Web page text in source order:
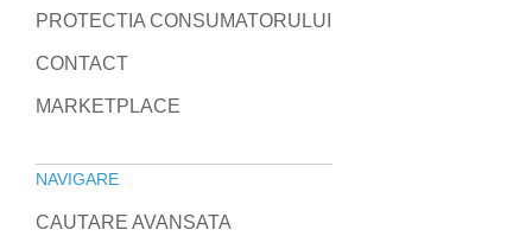
PROTECTIA CONSUMATORULUI
CONTACT
MARKETPLACE
NAVIGARE
CAUTARE AVANSATA